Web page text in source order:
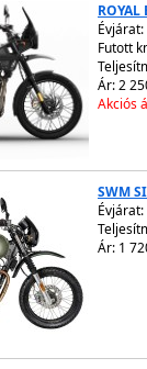
Évjárat:
Futott
Ár: 2
Akciós
SWM
Évjárat:
Ár: 1